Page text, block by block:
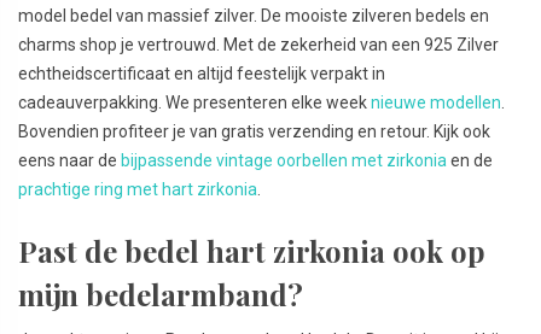
model bedel van massief zilver. De mooiste zilveren bedels en
charms shop je vertrouwd. Met de zekerheid van een 925 Zilver
echtheidscertificaat en altijd feestelijk verpakt in
cadeauverpakking. We presenteren elke weeknieuwe modellen
Bovendien profiteer je van gratis verzending en retour. Kijk ook
eens naar de bijpassende vintage oorbellen met zirkonia en de
prachtige ring met hart zirkonia
Past de bedel hart zirkonia ook op
mijn bedelarmband?